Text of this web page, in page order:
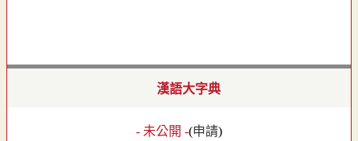
漢語大字典
- 未公開 -(申請)